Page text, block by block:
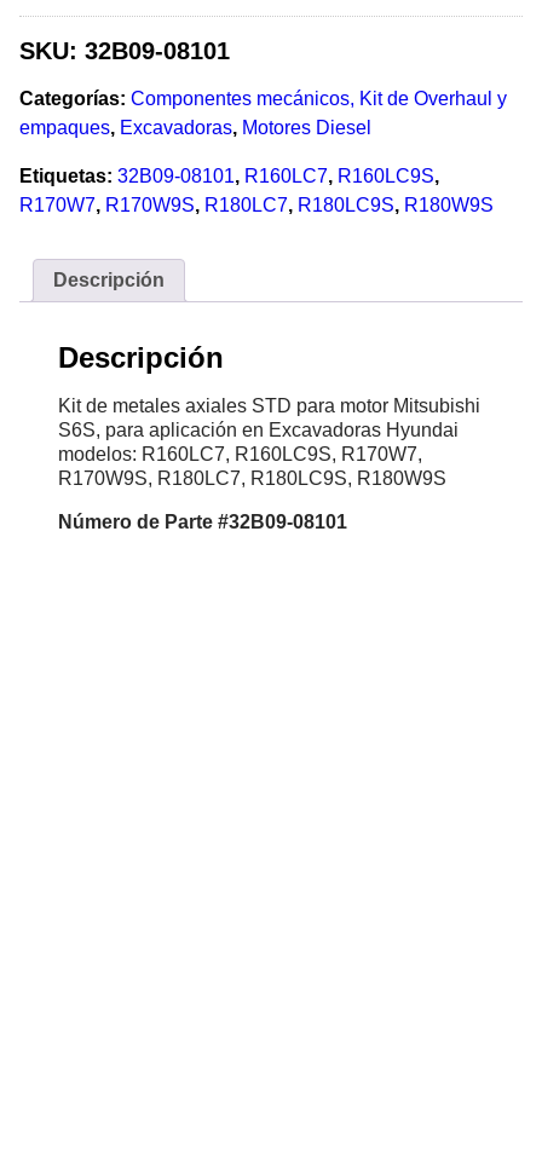
SKU: 32B09-08101
Categorías: Componentes mecánicos, Kit de Overhaul y
empaques, Excavadoras, Motores Diesel
Etiquetas: 32B09-08101, R160LC7, R160LC9S,
R170W7, R170W9S, R180LC7, R180LC9S, R180W9S
Descripción
Descripción
Kit de metales axiales STD para motor Mitsubishi
S6S, para aplicación en Excavadoras Hyundai
modelos: R160LC7, R160LC9S, R170W7,
R170W9S, R180LC7, R180LC9S, R180W9S
Número de Parte #32B09-08101